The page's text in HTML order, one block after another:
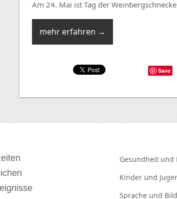
Am 24. Mai ist Tag der
mehr erfahren →
Save
Gesundheit und
Kinder und
Sprache und